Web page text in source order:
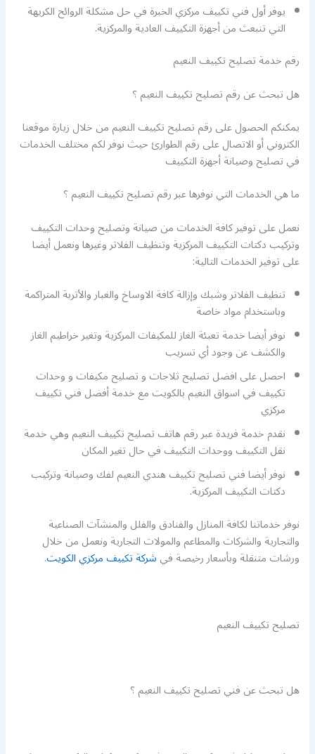
يوفر أول فني تكييف مركزي الخبرة في حل مشكلة الروائح الكريهة
التي تنبعث من أجهزة التكييف العادية والمركزية.
رقم خدمة تصليح تكييف النعيم
هل تبحث عن رقم تصليح تكييف النعيم ؟
يمكنكم الحصول على رقم تصليح تكييف النعيم من خلال زيارة موقعنا
الكتروني أو الاتصال على رقم الطوارئ حيث نوفر لكم مختلف الخدمات
في تصليح وصيانة أجهزة التكييف
ما هي الخدمات التي نوفرها عبر رقم تصليح تكييف النعيم ؟
نعمل على توفير كافة الخدمات من صيانة وتصليح وحدات التكييف
وتركيب دكتات التكييف المركزية وتنظيف الفلاتر وغيرها ونعمل أيضا
على توفير الخدمات التالية:
تنظيف الفلاتر وشبك وإزالة كافة الاوساخ والغبار والأتربة المتراكمة
وباستخدام مواد خاصة
نوفر أيضا خدمة تعبئة الغاز للمكيفات المركزية وتغير خراطيم الغاز
والكشف عن وجود أي تسريب
احصل على افضل تصليح ثلاجات و تصليح مكيفات و وحدات
تكييف في اسواق النعيم بالكويت مع خدمة أفضل فني تكييف
مركزي
نقدم خدمة فريدة عبر رقم هاتف تصليح تكييف النعيم وهي خدمة
نقل التكييف ووحدات التكييف في حال تغير المكان
نوفر أيضا فني تصليح تكييف هندي النعيم لفك وصيانة وتركيب
دكتات التكييف المركزية.
نوفر خدماتنا لكافة المنازل والفنادق والفلل والمنشآت الصناعية
والتجارية والشركات والمطاعم والمولات التجارية ونعمل من خلال
ورشات متنقلة وبأسعار رخيصة فيشركة تكييف مركزي الكويت.
تصليح تكييف النعيم
هل تبحث عن فني تصليح تكييف النعيم ؟